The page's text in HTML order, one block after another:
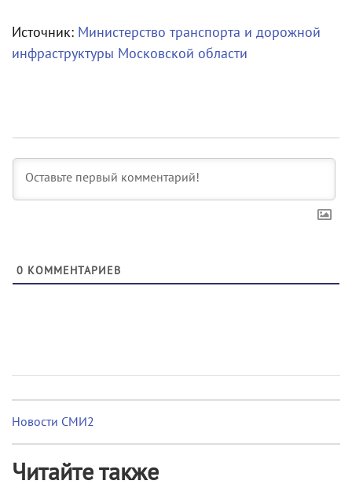
Источник: Министерство транспорта и дорожной
инфраструктуры Московской области
0 КОММЕНТАРИЕВ
Новости СМИ2
Читайте также